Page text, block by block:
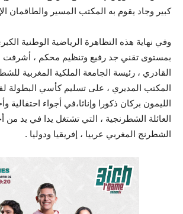
كبير وجاد يقوم به المكتب المسير والطاقمان
وفي نهاية هذه التظاهرة الرياضية الوطنية
بمستوى تقني جد رفيع وتنظيم محكم ، أشرفت
القادري ، رئيسة الجامعة الملكية المغربية
المكتب المديري ، على تسليم كأسي البطولة
الليمون بركان ذكورا وإناثا،في أجواء احتفالية
العائلة الشطرنجية ، التي تشتغل يدا في يد من
الشطرنج المغربي عربيا ، إفريقيا ودوليا .